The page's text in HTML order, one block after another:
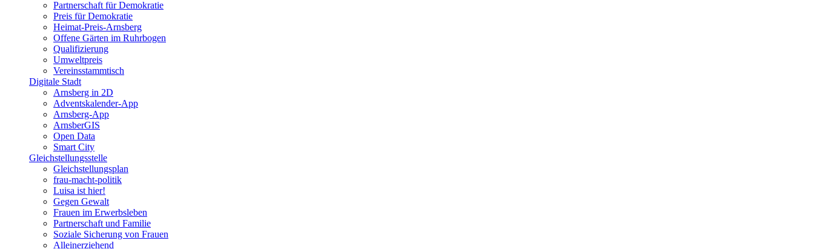
Partnerschaft für Demokratie
Preis für Demokratie
Heimat-Preis-Arnsberg
Offene Gärten im Ruhrbogen
Qualifizierung
Umweltpreis
Vereinsstammtisch
Digitale Stadt
Arnsberg in 2D
Adventskalender-App
Arnsberg-App
ArnsberGIS
Open Data
Smart City
Gleichstellungsstelle
Gleichstellungsplan
frau-macht-politik
Luisa ist hier!
Gegen Gewalt
Frauen im Erwerbsleben
Partnerschaft und Familie
Soziale Sicherung von Frauen
Alleinerziehend